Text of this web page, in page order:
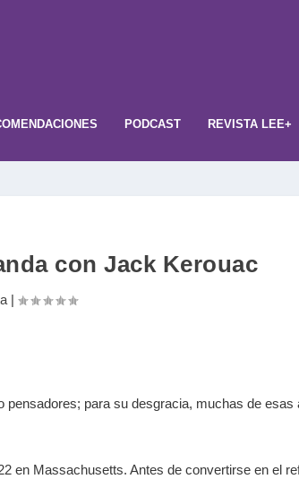
PODCAST REVISTA LEE+
con Jack Kerouac
|
para su desgracia, muchas de esas
en Massachusetts. Antes de convertirse en el